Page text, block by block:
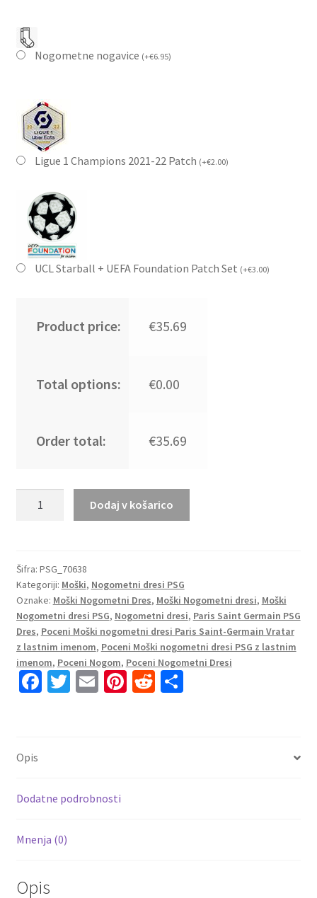
Nogometne nogavice (+€6.95)
Ligue 1 Champions 2021-22 Patch (+€2.00)
UCL Starball + UEFA Foundation Patch Set (+€3.00)
Product price: €35.69
Total options: €0.00
Order total: €35.69
Paris
Saint-
Germain
Vratar
Tretji
2023
Kratek
Rokav
DONNARUMMA
količina
Dodaj v košarico
Šifra: PSG_70638
Kategoriji: Moški, Nogometni dresi PSG
Oznake: Moški Nogometni Dres, Moški Nogometni dresi, Moški
Nogometni dresi PSG, Nogometni dresi, Paris Saint Germain PSG
Dres, Poceni Moški nogometni dresi Paris Saint-Germain Vratar
z lastnim imenom, Poceni Moški nogometni dresi PSG z lastnim
imenom, Poceni Nogom, Poceni Nogometni Dresi
Fa
k
T E Pi R S
Opis
Dodatne podrobnosti
Mnenja (0)
Opis